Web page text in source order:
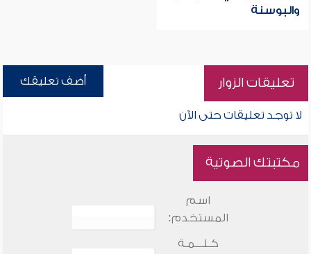
والبوسنة
تعليقات الزوار أضف تعليقك
لا توجد تعليقات حتى الآن
مكتبتك الصوتية
اسم
المستخدم:
كـلـــمـة